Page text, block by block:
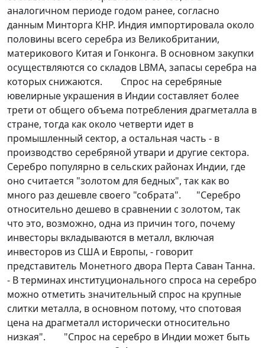
аналогичном периоде годом ранее, согласно
данным Минторга КНР. Индия импортировала около
половины всего серебра из Великобритании,
материкового Китая и Гонконга. В основном закупки
осуществляются со складов LBMA, запасы серебра на
которых снижаются.
Спрос на серебряные
ювелирные украшения в Индии составляет более
трети от общего объема потребления драгметалла в
стране, тогда как около четверти идет в
промышленный сектор, а остальная часть - в
производство серебряной утвари и другие сектора.
Серебро популярно в сельских районах Индии, где
оно считается "золотом для бедных", так как во
много раз дешевле своего "собрата".
"Серебро
относительно дешево в сравнении с золотом, так
что это, возможно, одна из причин того, почему
инвесторы вкладываются в металл, включая
инвесторов из США и Европы, - говорит
представитель Монетного двора Перта Саван Танна.
- В терминах институционального спроса на серебро
можно отметить значительный спрос на крупные
слитки металла, в основном потому, что спотовая
цена на драгметалл исторически относительно
низкая".
"Спрос на серебро в Индии может быть